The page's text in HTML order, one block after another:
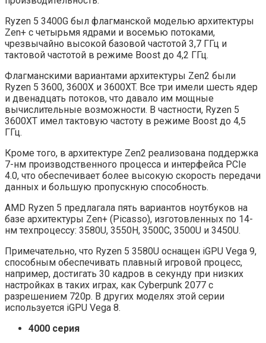
Ryzen 5 3400G был флагманской моделью архитектуры
Zen+ с четырьмя ядрами и восемью потоками,
чрезвычайно высокой базовой частотой 3,7 ГГц и
тактовой частотой в режиме Boost до 4,2 ГГц.
Флагманскими вариантами архитектуры Zen2 были
Ryzen 5 3600, 3600X и 3600XT. Все три имели шесть ядер
и двенадцать потоков, что давало им мощные
вычислительные возможности. В частности, Ryzen 5
3600XT имел тактовую частоту в режиме Boost до 4,5
ГГц.
Кроме того, в архитектуре Zen2 реализована поддержка
7-нм производственного процесса и интерфейса PCIe
4.0, что обеспечивает более высокую скорость передачи
данных и большую пропускную способность.
AMD Ryzen 5 предлагала пять вариантов ноутбуков на
базе архитектуры Zen+ (Picasso), изготовленных по 14-
нм техпроцессу: 3580U, 3550H, 3500C, 3500U и 3450U.
Примечательно, что Ryzen 5 3580U оснащен iGPU Vega 9,
способным обеспечивать плавный игровой процесс,
например, достигать 30 кадров в секунду при низких
настройках в таких играх, как Cyberpunk 2077 с
разрешением 720p. В других моделях этой серии
используется iGPU Vega 8.
4000 серия